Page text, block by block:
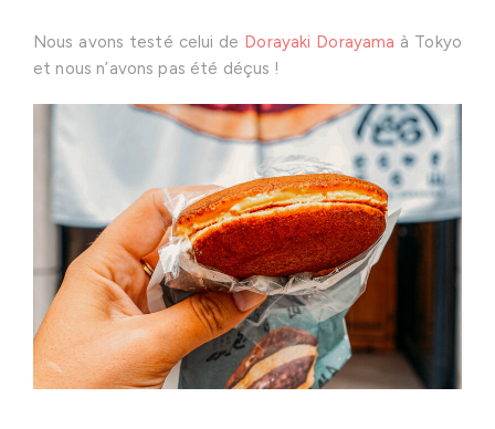
Nous avons testé celui de Dorayaki Dorayama à Tokyo
et nous n’avons pas été déçus !